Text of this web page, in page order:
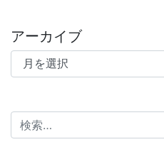
アーカイブ
アーカイブ
検索: